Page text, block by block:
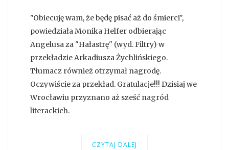
"Obiecuję wam, że będę pisać aż do śmierci",
powiedziała Monika Helfer odbierając
Angelusa za "Hałastrę" (wyd. Filtry) w
przekładzie Arkadiusza Żychlińskiego.
Tłumacz również otrzymał nagrodę.
Oczywiście za przekład. Gratulacje!!! Dzisiaj we
Wrocławiu przyznano aż sześć nagród
literackich.
CZYTAJ DALEJ